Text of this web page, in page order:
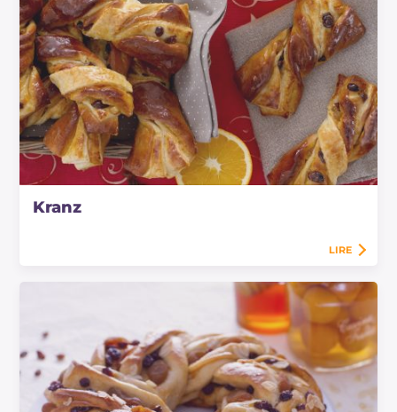
Kranz
LIRE